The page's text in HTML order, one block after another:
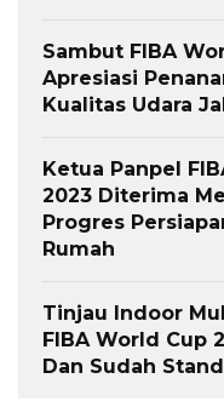
Sambut FIBA
Apresiasi
Kualitas Udara
Ketua Panpel
2023 Diterima
Progres
Rumah
Tinjau Indoor
FIBA World Cup
Dan Sudah